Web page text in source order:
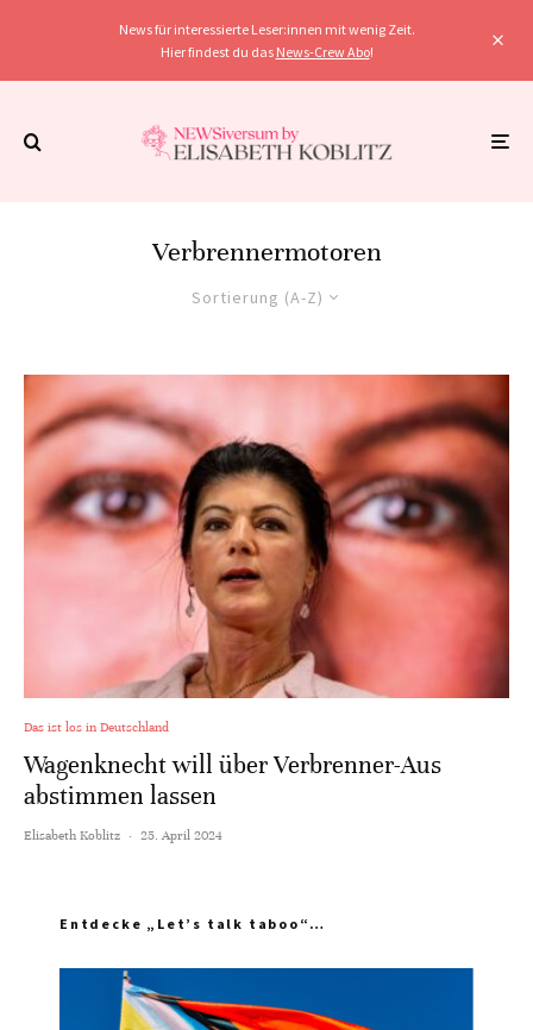
News für interessierte Leser:innen mit wenig Zeit.
Hier findest du das News-Crew Abo!
Verbrennermotoren
Sortierung (A-Z)
Das ist los in Deutschland
Wagenknecht will über Verbrenner-Aus
abstimmen lassen
Elisabeth Koblitz · 25. April 2024
Entdecke „Let’s talk taboo“…